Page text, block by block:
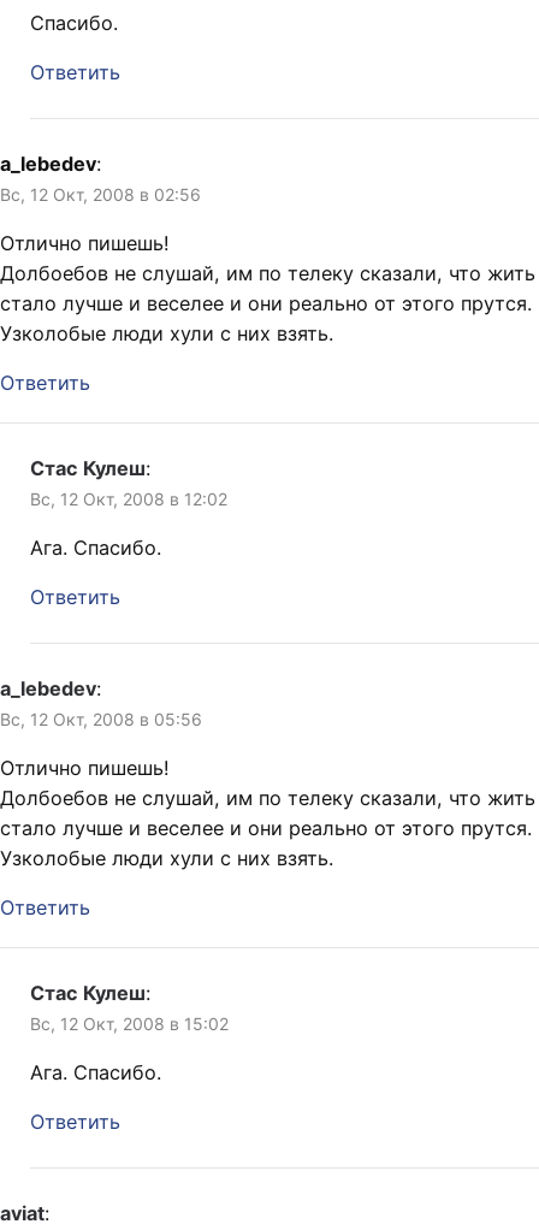
Спасибо.
Ответить
a_lebedev:
Вс, 12 Окт, 2008 в 02:56
Отлично пишешь!
Долбоебов не слушай, им по телеку сказали, что жить
стало лучше и веселее и они реально от этого прутся.
Узколобые люди хули с них взять.
Ответить
Стас Кулеш:
Вс, 12 Окт, 2008 в 12:02
Ага. Спасибо.
Ответить
a_lebedev:
Вс, 12 Окт, 2008 в 05:56
Отлично пишешь!
Долбоебов не слушай, им по телеку сказали, что жить
стало лучше и веселее и они реально от этого прутся.
Узколобые люди хули с них взять.
Ответить
Стас Кулеш:
Вс, 12 Окт, 2008 в 15:02
Ага. Спасибо.
Ответить
aviat: